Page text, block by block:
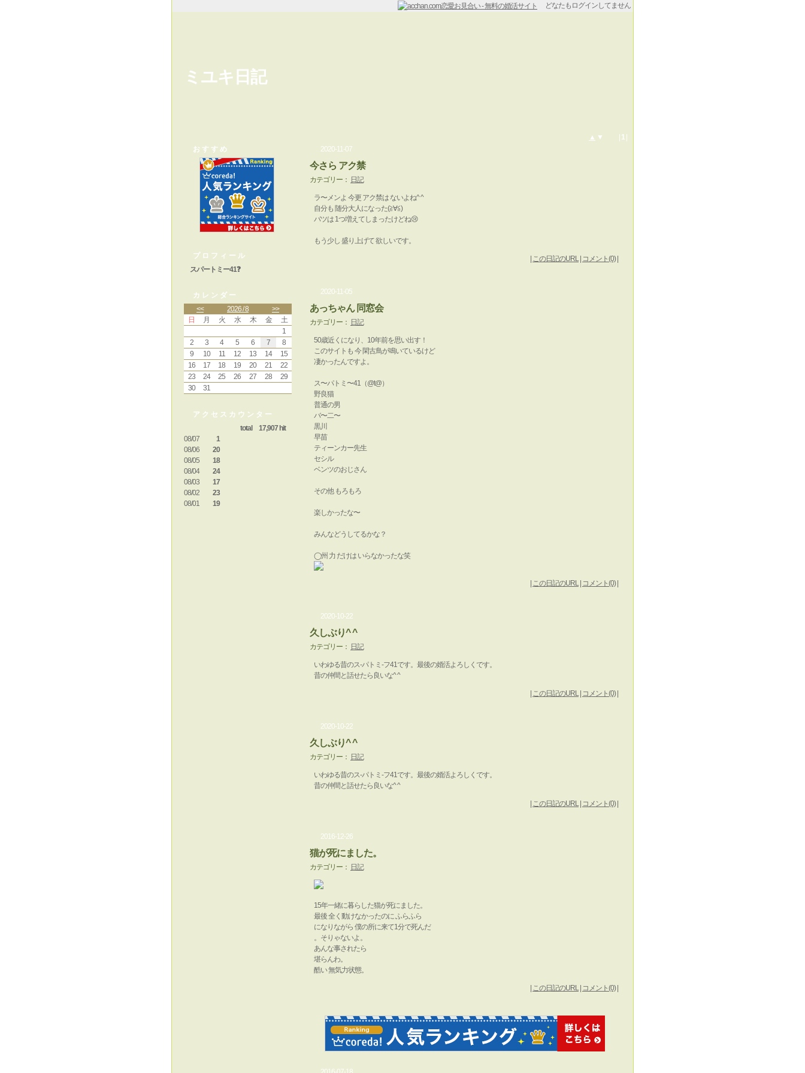
どなたもログインしてません
ミユキ日記
おすすめ
プロフィール
スパートミー41❓
カレンダー
<<
2026 / 8
>>
日
月 火 水 木 金
土
1
2
3 4 5 6 7
8
9
10 11 12 13 14
15
16
17 18 19 20 21
22
23
24 25 26 27 28
29
30
31
アクセスカウンター
total 17,907 hit
08/07
1
08/06
20
08/05
18
08/04
24
08/03
17
08/02
23
08/01
19
▲ ▼ | 1
2020-11-07
今さら アク禁
カテゴリー： 日記
ラ〜メンよ 今更 アク禁は ないよね^ ^
自分も 随分大人になった(≧∀≦)
バツは 1つ増えてしまったけどね😢
もう少し 盛り上げて 欲しいです。
この日記のURL| コメント(0)|
2020-11-05
あっちゃん 同窓会
カテゴリー： 日記
50歳近くになり、10年前を思い出す！
このサイトも 今 閑古鳥が鳴いているけど
凄かったんですよ。
ス〜パトミ〜41（@t@）
野良猫
普通の男
バ〜二〜
黒川
早苗
ティーンカー先生
セシル
ベンツのおじさん
その他 もろもろ
楽しかったな〜
みんなどうしてるかな？
◯州 力 だけは いらなかったな笑
この日記のURL| コメント(0)|
2020-10-22
久しぶり^ ^
カテゴリー： 日記
いわゆる昔のス-パトミ-フ41です。最後の婚活よろしくです。
昔の仲間と話せたら良いな^ ^
この日記のURL| コメント(0)|
2020-10-22
久しぶり^ ^
カテゴリー： 日記
いわゆる昔のス-パトミ-フ41です。最後の婚活よろしくです。
昔の仲間と話せたら良いな^ ^
この日記のURL| コメント(0)|
2016-12-26
猫が死にました。
カテゴリー： 日記
15年一緒に暮らした猫が死にました。
最後 全く動けなかったのに ふらふら
になりながら 僕の所に来て1分で死んだ
。そりゃないよ。
あんな事されたら
堪らんわ。
酷い 無気力状態。
この日記のURL| コメント(0)|